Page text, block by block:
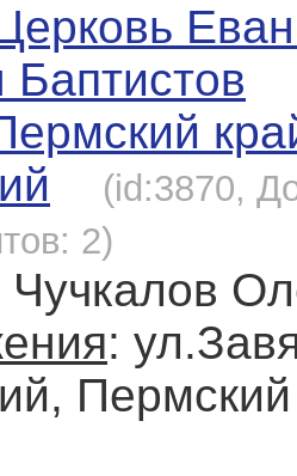
Баптистов
(id:3870,
2)
Чучкалов
: